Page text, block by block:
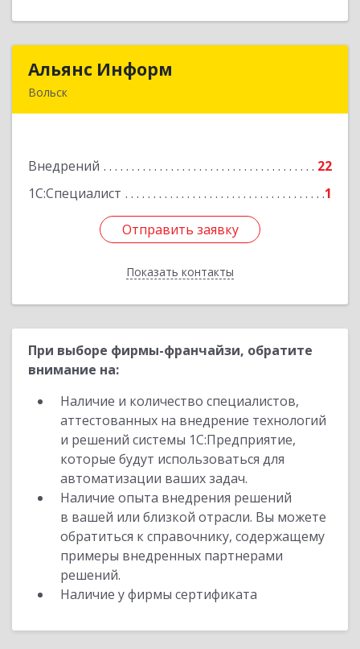
Альянс Информ
Вольск
Внедрений
22
1С:Специалист
1
Отправить заявку
Показать контакты
Подробнее
Отправить заявку
Назад
При выборе фирмы-франчайзи, обратите
внимание на:
Наличие и количество специалистов,
аттестованных на внедрение технологий
и решений системы 1С:Предприятие,
которые будут использоваться для
автоматизации ваших задач.
Наличие опыта внедрения решений
в вашей или близкой отрасли. Вы можете
обратиться к справочнику, содержащему
примеры внедренных партнерами
решений.
Наличие у фирмы сертификата